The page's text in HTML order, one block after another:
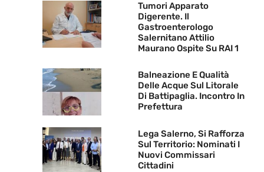
Tumori Apparato
Digerente. Il
Gastroenterologo
Salernitano Attilio
Maurano Ospite Su RAI 1
Balneazione E Qualità
Delle Acque Sul Litorale
Di Battipaglia. Incontro In
Prefettura
Lega Salerno, Si Rafforza
Sul Territorio: Nominati I
Nuovi Commissari
Cittadini